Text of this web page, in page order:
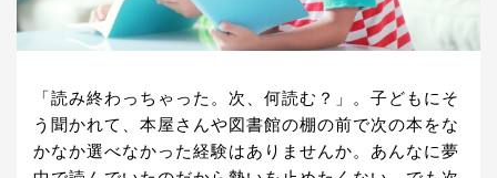
「読み終わっちゃった。次、何読む？」。子どもにそ
う聞かれて、本屋さんや図書館の棚の前で次の本をな
かなか選べなかった経験はありませんか。あんなに夢